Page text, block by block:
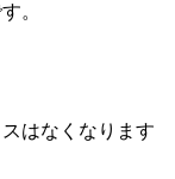
。
はなくなります